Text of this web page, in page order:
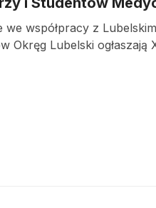
współpracy z
Lubelski ogłaszają